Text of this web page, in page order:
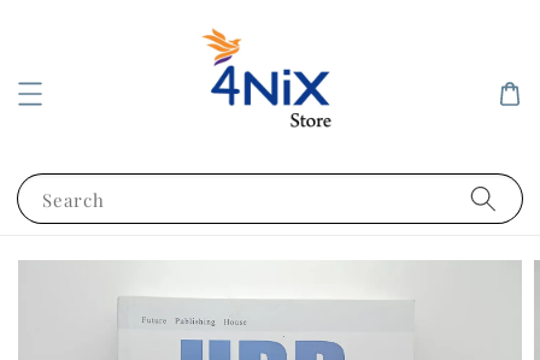
Search